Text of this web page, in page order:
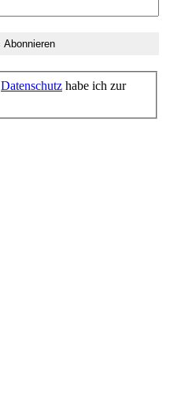
Datenschutz habe ich zur